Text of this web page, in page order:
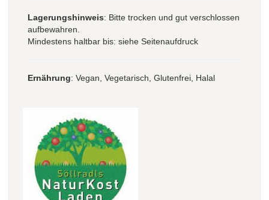
Lagerungshinweis: Bitte trocken und gut verschlossen
aufbewahren.
Mindestens haltbar bis: siehe Seitenaufdruck
Ernährung: Vegan, Vegetarisch, Glutenfrei, Halal